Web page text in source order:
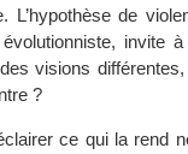
L’hypothèse de
invite
visions
?
ce qui la rend